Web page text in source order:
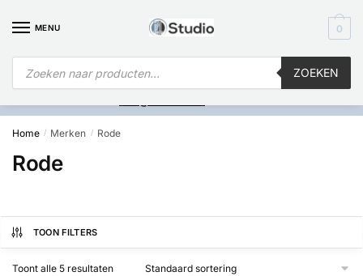
MENU
ZOEKEN
0
uw computer al over op Windows 11? Heeft u vragen stuur een
Home / Merken / Rode
Rode
TOON FILTERS
Toont alle 5 resultaten